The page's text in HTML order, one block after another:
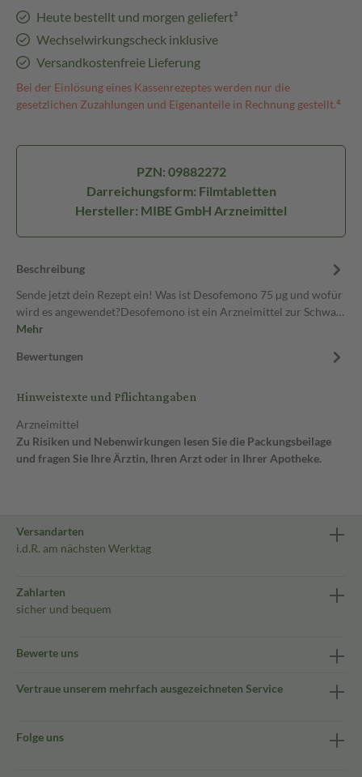
Heute bestellt und morgen geliefert³
Wechselwirkungscheck inklusive
Versandkostenfreie Lieferung
Bei der Einlösung eines Kassenrezeptes werden nur die
gesetzlichen Zuzahlungen und Eigenanteile in Rechnung gestellt.⁴
PZN: 09882272
Darreichungsform: Filmtabletten
Hersteller: MIBE GmbH Arzneimittel
Beschreibung
Sende jetzt dein Rezept ein! Was ist Desofemono 75 µg und wofür
wird es angewendet?Desofemono ist ein Arzneimittel zur Schwa…
Mehr
Bewertungen
Hinweistexte und Pflichtangaben
Arzneimittel
Zu Risiken und Nebenwirkungen lesen Sie die Packungsbeilage
und fragen Sie Ihre Ärztin, Ihren Arzt oder in Ihrer Apotheke.
Versandarten
i.d.R. am nächsten Werktag
Zahlarten
sicher und bequem
Bewerte uns
Vertraue unserem mehrfach ausgezeichneten Service
Folge uns